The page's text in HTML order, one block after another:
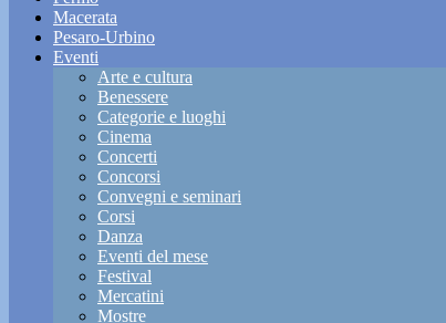
Macerata
Pesaro-Urbino
Eventi
Arte e cultura
Benessere
Categorie e luoghi
Cinema
Concerti
Concorsi
Convegni e seminari
Corsi
Danza
Eventi del mese
Festival
Mercatini
Mostre